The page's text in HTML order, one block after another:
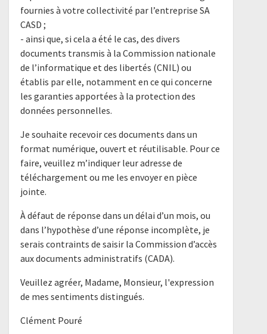
fournies à votre collectivité par l’entreprise SA
CASD ;
- ainsi que, si cela a été le cas, des divers
documents transmis à la Commission nationale
de l’informatique et des libertés (CNIL) ou
établis par elle, notamment en ce qui concerne
les garanties apportées à la protection des
données personnelles.
Je souhaite recevoir ces documents dans un
format numérique, ouvert et réutilisable. Pour ce
faire, veuillez m’indiquer leur adresse de
téléchargement ou me les envoyer en pièce
jointe.
À défaut de réponse dans un délai d’un mois, ou
dans l’hypothèse d’une réponse incomplète, je
serais contraints de saisir la Commission d’accès
aux documents administratifs (CADA).
Veuillez agréer, Madame, Monsieur, l'expression
de mes sentiments distingués.
Clément Pouré